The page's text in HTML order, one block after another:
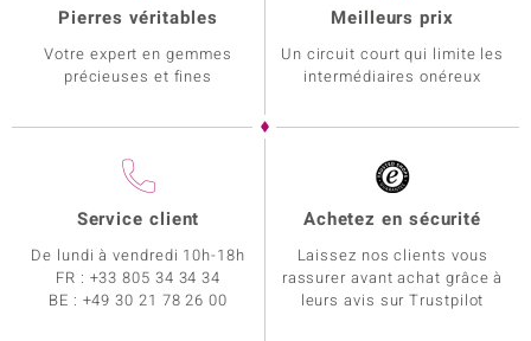
Pierres véritables
Votre expert en gemmes
précieuses et fines
Meilleurs prix
Un circuit court qui limite les
intermédiaires onéreux
Service client
De lundi à vendredi 10h-18h
FR : +33 805 34 34 34
BE : +49 30 21 78 26 00
Achetez en sécurité
Laissez nos clients vous
rassurer avant achat grâce à
leurs avis sur Trustpilot